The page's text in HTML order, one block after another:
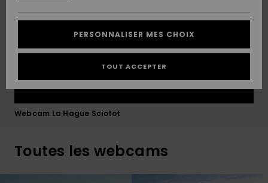
Découvrir
Découvrir
AIDE &
CONTACT
Démarrez
la réponse la
plus rapide
Démarrer
conversation
COLLECTION
MAGASINS
CADEAU
Webcam La Hague Sciotot
Toutes les webcams
PERSONNALISER MES CHOIX
TOUT ACCEPTER